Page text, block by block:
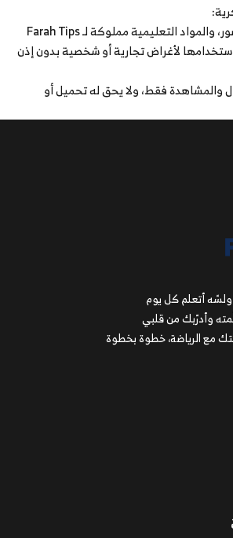
•جميع الفيديوهات، الصور، والمواد التعليمية مملوكة لـ Farah Tips
لأغراض تجارية أو شخصية بدون إذن
والمشاهدة فقط، ولا يحق له تحميل أو
وأدرّبك من قلبي
مع الرياضة، خطوة بخطوة